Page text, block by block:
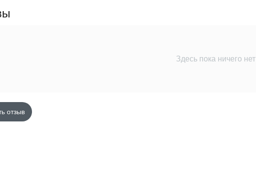
Здесь пока ничего нет
отзыв